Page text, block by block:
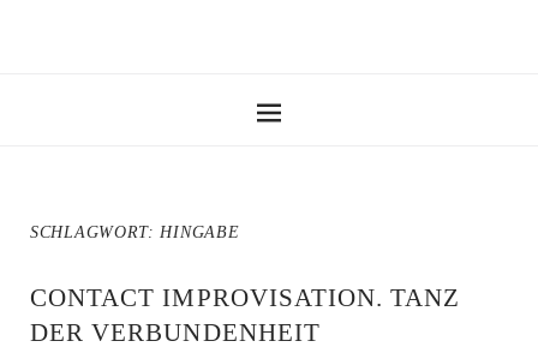
SCHLAGWORT:HINGABE
CONTACT IMPROVISATION. TANZ
DER VERBUNDENHEIT